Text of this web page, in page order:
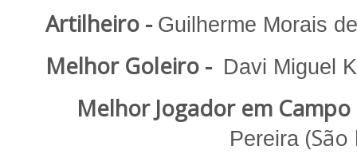
Artilheiro - Guilherme Morais
Melhor Goleiro - Davi Miguel
Melhor Jogador em Campo
Pereira (São